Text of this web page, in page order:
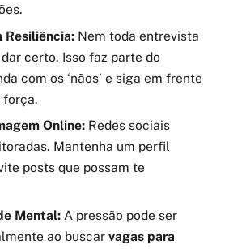
Resiliência: Nem toda entrevista
certo. Isso faz parte do
com os ‘nãos’ e siga em frente
força.
Online: Redes sociais
Mantenha um perfil
posts que possam te
Mental: A pressão pode ser
ao buscar vagas para